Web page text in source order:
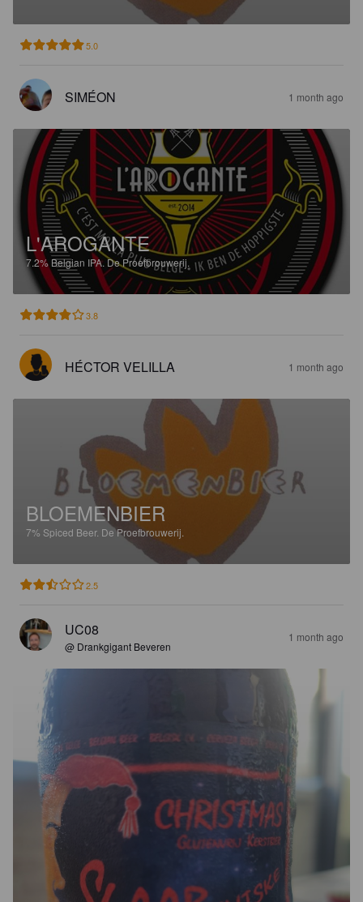
5.0
SIMÉON 1 month ago
L'AROGANTE
7.2% Belgian IPA.De Proefbrouwerij.
3.8
HÉCTOR VELILLA 1 month ago
BLOEMENBIER
7% Spiced Beer. De Proefbrouwerij.
2.5
UC08
@ Drankgigant Beveren
1 month ago